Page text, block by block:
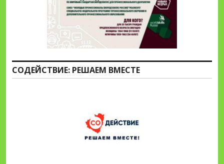
СОДЕЙСТВИЕ: РЕШАЕМ ВМЕСТЕ